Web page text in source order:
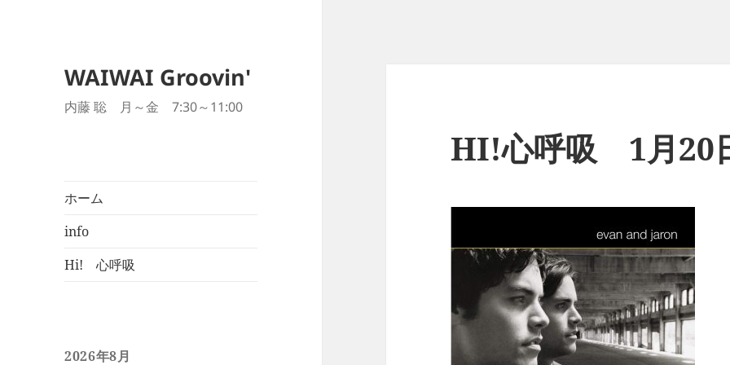
WAIWAI Groovin'
内藤 聡 月～金 7:30～11:00
ホーム
info
Hi! 心呼吸
2026年8月
HI!心呼吸 1月20